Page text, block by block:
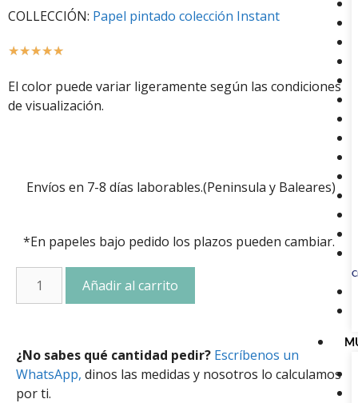
COLLECCIÓN: Papel pintado colección Instant
☆☆☆☆☆
El color puede variar ligeramente según las condiciones
de visualización.
Envíos en 7-8 días laborables.(Peninsula y Baleares)
*En papeles bajo pedido los plazos pueden cambiar.
Añadir al carrito
¿No sabes qué cantidad pedir? Escríbenos un
WhatsApp, dinos las medidas y nosotros lo calculamos
por ti.